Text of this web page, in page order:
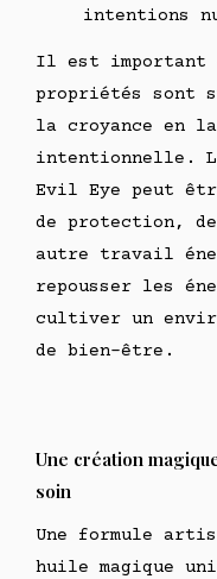
intentions
Il est important
propriétés sont
la croyance en
intentionnelle.
Evil Eye peut
de protection,
autre travail
repousser les
cultiver un
de bien-être.
Une création
soin
Une formule
huile magique